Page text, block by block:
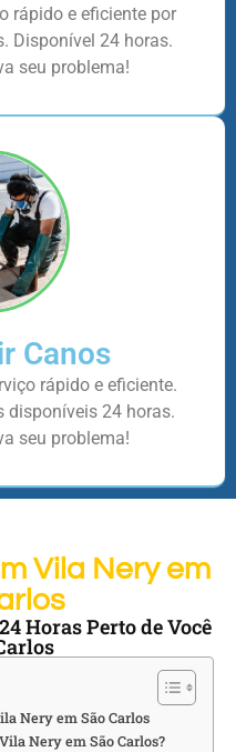
rápido e eficiente por
Disponível 24 horas.
seu problema!
Canos
rápido e eficiente.
disponíveis 24 horas.
seu problema!
Vila Nery em
Horas Perto de Você
Nery em São Carlos
Nery em São Carlos?